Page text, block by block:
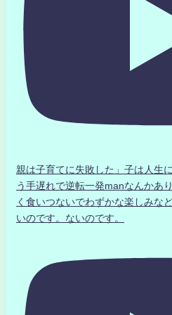
親は子育てに失敗した」子は人生
う手遅れで逆転一発manなんかあ
く食いつないでわずかな楽しみな
いのです。ないのです。